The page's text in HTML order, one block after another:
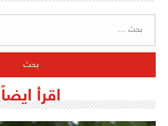
اقرأ ايضاً